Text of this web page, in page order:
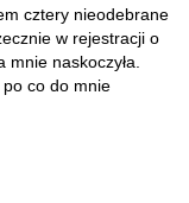
cztery nieodebrane
w rejestracji o
naskoczyła.
po co do mnie